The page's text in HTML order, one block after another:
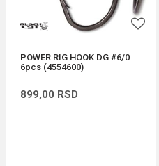
POWER RIG HOOK DG #6/0
6pcs (4554600)
899,00 RSD